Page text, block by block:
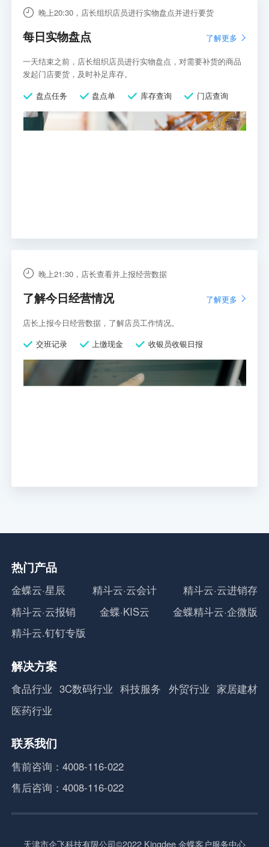
晚上20:30，店长组织店员进行实物盘点并进行要货
每日实物盘点 了解更多
一天结束之前，店长组织店员进行实物盘点，对需要补货的商品
发起门店要货，及时补足库存。
盘点任务
盘点单 库存查询 门店查询
晚上21:30，店长查看并上报经营数据
了解今日经营情况 了解更多
店长上报今日经营数据，了解店员工作情况。
交班记录
上缴现金 收银员收银日报
热门产品
金蝶云·星辰 精斗云·云会计
精斗云·云进销存
精斗云·云报销
金蝶·KIS云
金蝶精斗云·企微版
精斗云.钉钉专版
解决方案
食品行业 3C数码行业 科技服务 外贸行业 家居建材
医药行业
联系我们
售前咨询：4008-116-022
售后咨询：4008-116-022
天津市企飞科技有限公司©2022 Kingdee 金蝶客户服务中心